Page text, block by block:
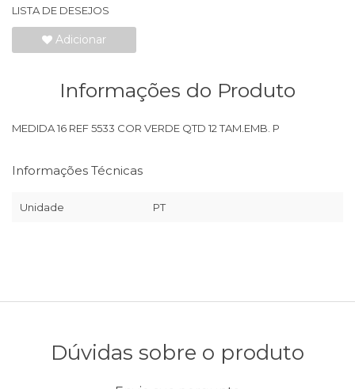
LISTA DE DESEJOS
Adicionar
Informações do Produto
MEDIDA 16 REF 5533 COR VERDE QTD 12 TAM.EMB. P
Informações Técnicas
Unidade PT
Dúvidas sobre o produto